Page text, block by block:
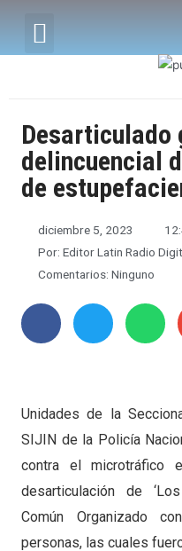
Desarticulado
delincuencial
de
diciembre 5, 2023
Por: Editor Latin Radio
Comentarios: Ninguno
Unidades de la
SIJIN de la Policía
contra el microtráfico
desarticulación de
Común Organizado
personas, las cuales